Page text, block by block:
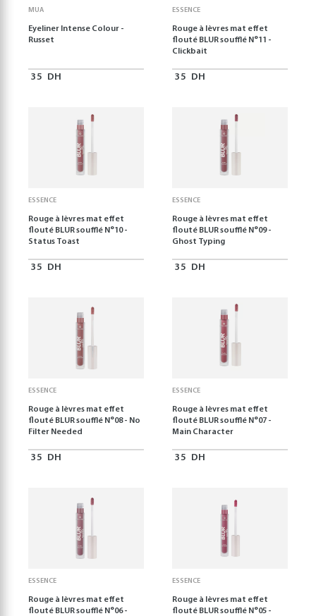
MUA
Eyeliner Intense Colour -
Russet
35 DH
ESSENCE
Rouge à lèvres mat effet
flouté BLUR soufflé N°11 -
Clickbait
35 DH
ESSENCE
Rouge à lèvres mat effet
flouté BLUR soufflé N°10 -
Status Toast
35 DH
ESSENCE
Rouge à lèvres mat effet
flouté BLUR soufflé N°09 -
Ghost Typing
35 DH
ESSENCE
Rouge à lèvres mat effet
flouté BLUR soufflé N°08 - No
Filter Needed
35 DH
ESSENCE
Rouge à lèvres mat effet
flouté BLUR soufflé N°07 -
Main Character
35 DH
ESSENCE
Rouge à lèvres mat effet
flouté BLUR soufflé N°06 -
ESSENCE
Rouge à lèvres mat effet
flouté BLUR soufflé N°05 -